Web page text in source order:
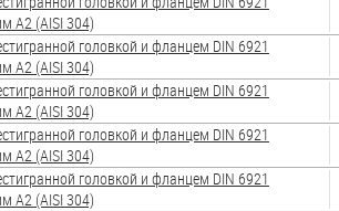
и шурупы
кольца
А2 (AISI 304)
головкой и фланцем DIN 6921
А2 (AISI 304)
головкой и фланцем DIN 6921
А2 (AISI 304)
головкой и фланцем DIN 6921
А2 (AISI 304)
головкой и фланцем DIN 6921
А2 (AISI 304)